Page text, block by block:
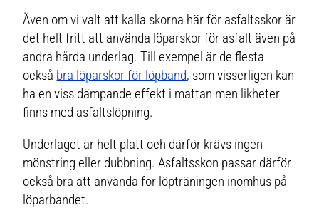
Även om vi valt att kalla skorna här för asfaltsskor är
det helt fritt att använda löparskor för asfalt även på
andra hårda underlag. Till exempel är de flesta
också bra löparskor för löpband, som visserligen kan
ha en viss dämpande effekt i mattan men likheter
finns med asfaltslöpning.
Underlaget är helt platt och därför krävs ingen
mönstring eller dubbning. Asfaltsskon passar därför
också bra att använda för löpträningen inomhus på
löparbandet.